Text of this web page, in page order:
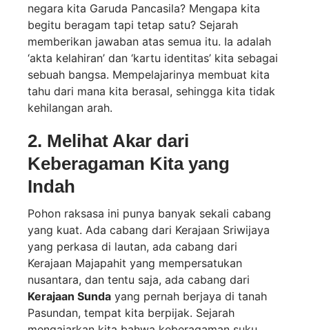
negara kita Garuda Pancasila? Mengapa kita
begitu beragam tapi tetap satu? Sejarah
memberikan jawaban atas semua itu. Ia adalah
‘akta kelahiran’ dan ‘kartu identitas’ kita sebagai
sebuah bangsa. Mempelajarinya membuat kita
tahu dari mana kita berasal, sehingga kita tidak
kehilangan arah.
2. Melihat Akar dari
Keberagaman Kita yang
Indah
Pohon raksasa ini punya banyak sekali cabang
yang kuat. Ada cabang dari Kerajaan Sriwijaya
yang perkasa di lautan, ada cabang dari
Kerajaan Majapahit yang mempersatukan
nusantara, dan tentu saja, ada cabang dari
Kerajaan Sunda yang pernah berjaya di tanah
Pasundan, tempat kita berpijak. Sejarah